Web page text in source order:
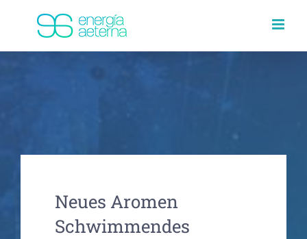
Neues Aromen
Schwimmendes